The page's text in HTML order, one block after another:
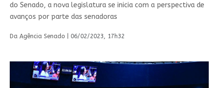
do Senado, a nova legislatura se inicia com a perspectiva de
avanços por parte das senadoras
Da Agência Senado | 06/02/2023, 17h32